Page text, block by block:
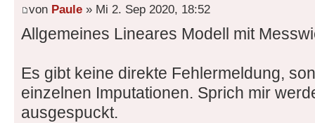
von Paule » Mi 2. Sep 2020, 18:52
Allgemeines Lineares Modell mit
Es gibt keine direkte Fehlermeldung,
einzelnen Imputationen. Sprich mir
ausgespuckt.